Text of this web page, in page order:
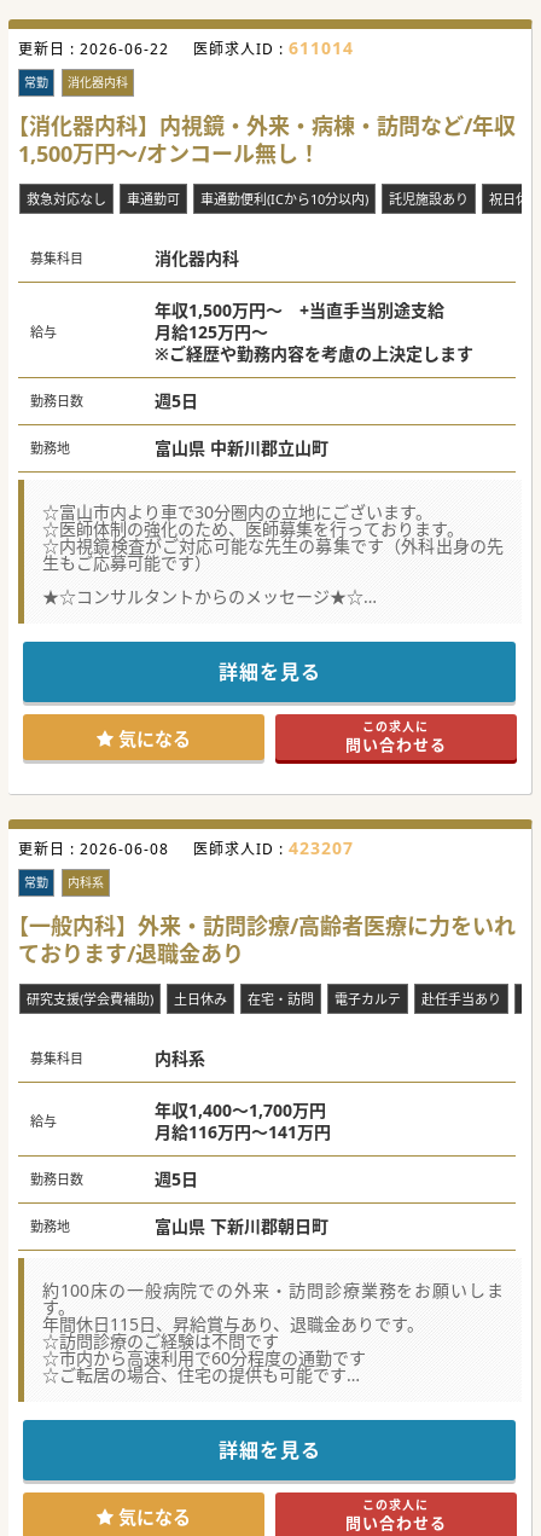
更新日 : 2026-06-22 医師求人ID : 611014
常勤 消化器内科
【消化器内科】内視鏡・外来・病棟・訪問など/年収
1,500万円～/オンコール無し！
救急対応なし 車通勤可 車通勤便利(ICから10分以内) 託児施設あり 祝日休み
募集科目 消化器内科
給与
年収1,500万円～ +当直手当別途支給
月給125万円～
※ご経歴や勤務内容を考慮の上決定します
勤務日数 週5日
勤務地 富山県 中新川郡立山町
☆富山市内より車で30分圏内の立地にございます。
☆医師体制の強化のため、医師募集を行っております。
☆内視鏡検査がご対応可能な先生の募集です（外科出身の先
生もご応募可能です）
★☆コンサルタントからのメッセージ★☆
病院のみならず、老人保健施設、在宅支援施設、福祉施設等
保育園も隣接しており、子育て中の先生も大歓迎で、当直免
除や時短勤務のご相談も可能でございます。
県外からのご転居・ご転職も積極的にサポートします。単身
赴任の場合には、帰省費用の補助もございます。
詳細を見る
気になる この求人に
問い合わせる
更新日 : 2026-06-08 医師求人ID : 423207
常勤 内科系
【一般内科】外来・訪問診療/高齢者医療に力をいれ
ております/退職金あり
研究支援(学会費補助) 土日休み 在宅・訪問 電子カルテ 赴任手当あり
募集科目 内科系
給与
年収1,400～1,700万円
月給116万円～141万円
勤務日数 週5日
勤務地 富山県 下新川郡朝日町
約100床の一般病院での外来・訪問診療業務をお願いしま
す。
年間休日115日、昇給賞与あり、退職金ありです。
☆訪問診療のご経験は不問です
☆市内から高速利用で60分程度の通勤です
☆ご転居の場合、住宅の提供も可能です
65歳以上人口の割合が45%と県内で最も高齢化が進んでいる
そのため、地域包括ケア、訪問診療に力を入れて取り組んで
おります。
眼前には山岳の峰、海に近くで磯の香りがする自然豊かな地
域です。
詳細を見る
気になる この求人に
問い合わせる